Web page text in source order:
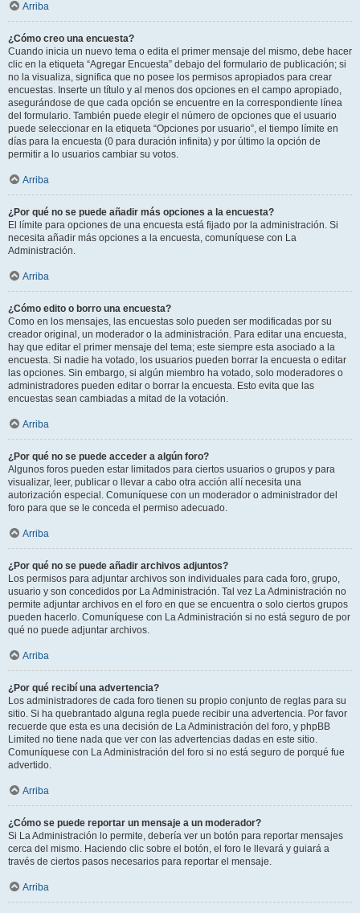
Arriba
¿Cómo creo una encuesta?
Cuando inicia un nuevo tema o edita el primer mensaje del mismo, debe hacer
clic en la etiqueta “Agregar Encuesta” debajo del formulario de publicación; si
no la visualiza, significa que no posee los permisos apropiados para crear
encuestas. Inserte un título y al menos dos opciones en el campo apropiado,
asegurándose de que cada opción se encuentre en la correspondiente línea
del formulario. También puede elegir el número de opciones que el usuario
puede seleccionar en la etiqueta “Opciones por usuario”, el tiempo límite en
días para la encuesta (0 para duración infinita) y por último la opción de
permitir a lo usuarios cambiar su votos.
Arriba
¿Por qué no se puede añadir más opciones a la encuesta?
El límite para opciones de una encuesta está fijado por la administración. Si
necesita añadir más opciones a la encuesta, comuníquese con La
Administración.
Arriba
¿Cómo edito o borro una encuesta?
Como en los mensajes, las encuestas solo pueden ser modificadas por su
creador original, un moderador o la administración. Para editar una encuesta,
hay que editar el primer mensaje del tema; este siempre esta asociado a la
encuesta. Si nadie ha votado, los usuarios pueden borrar la encuesta o editar
las opciones. Sin embargo, si algún miembro ha votado, solo moderadores o
administradores pueden editar o borrar la encuesta. Esto evita que las
encuestas sean cambiadas a mitad de la votación.
Arriba
¿Por qué no se puede acceder a algún foro?
Algunos foros pueden estar limitados para ciertos usuarios o grupos y para
visualizar, leer, publicar o llevar a cabo otra acción allí necesita una
autorización especial. Comuníquese con un moderador o administrador del
foro para que se le conceda el permiso adecuado.
Arriba
¿Por qué no se puede añadir archivos adjuntos?
Los permisos para adjuntar archivos son individuales para cada foro, grupo,
usuario y son concedidos por La Administración. Tal vez La Administración no
permite adjuntar archivos en el foro en que se encuentra o solo ciertos grupos
pueden hacerlo. Comuníquese con La Administración si no está seguro de por
qué no puede adjuntar archivos.
Arriba
¿Por qué recibí una advertencia?
Los administradores de cada foro tienen su propio conjunto de reglas para su
sitio. Si ha quebrantado alguna regla puede recibir una advertencia. Por favor
recuerde que esta es una decisión de La Administración del foro, y phpBB
Limited no tiene nada que ver con las advertencias dadas en este sitio.
Comuníquese con La Administración del foro si no está seguro de porqué fue
advertido.
Arriba
¿Cómo se puede reportar un mensaje a un moderador?
Si La Administración lo permite, debería ver un botón para reportar mensajes
cerca del mismo. Haciendo clic sobre el botón, el foro le llevará y guiará a
través de ciertos pasos necesarios para reportar el mensaje.
Arriba